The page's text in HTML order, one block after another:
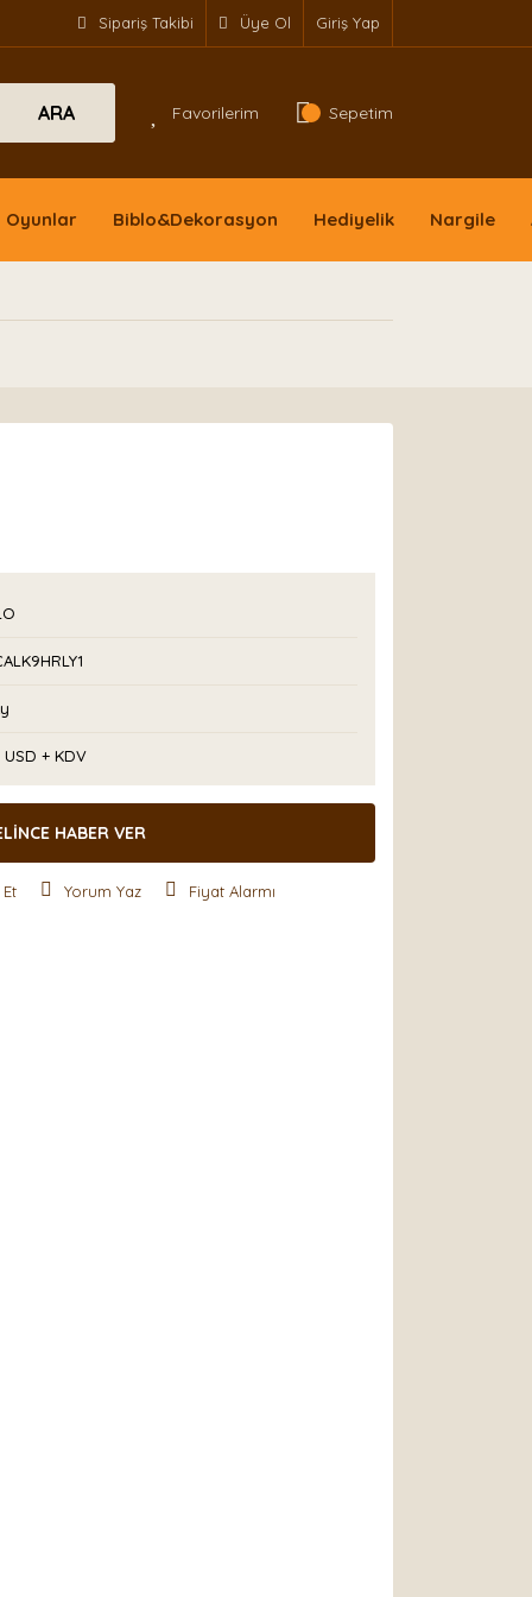
Sipariş Takibi Üye Ol Giriş Yap
ARA Favorilerim Sepetim
Oyunlar Biblo&Dekorasyon Hediyelik Nargile
USD + KDV
HABER VER
Yorum Yaz Fiyat Alarmı